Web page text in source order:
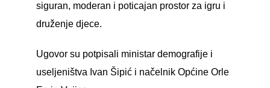
siguran, moderan i poticajan prostor za igru i
druženje djece.
Ugovor su potpisali ministar demografije i
useljeništva Ivan Šipić i načelnik Općine Orle